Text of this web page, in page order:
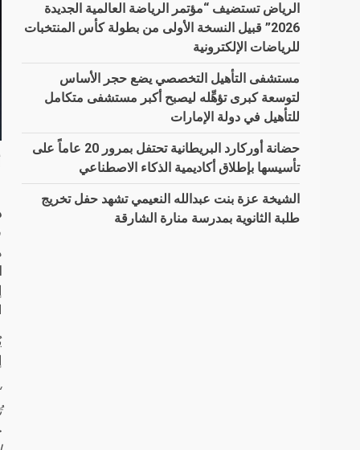
الرياض تستضيف “مؤتمر الرياضة العالمية الجديدة
2026” قبيل النسخة الأولى من بطولة كأس المنتخبات
للرياضات الإلكترونية
مستشفى التأهيل التخصصي يضع حجر الأساس
لتوسعة كبرى تؤهِّله ليصبح أكبر مستشفى متكامل
للتأهيل في دولة الإمارات
حضانة أوركارد البريطانية تحتفل بمرور 20 عاماً على
تأسيسها بإطلاق أكاديمية الذكاء الاصطناعي
الشيخة عزة بنت عبدالله النعيمي تشهد حفل تخريج
طلبة الثانوية بمدرسة منارة الشارقة